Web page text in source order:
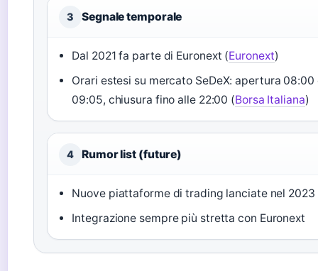
3 Segnale temporale
Dal 2021 fa parte di Euronext (Euronext)
Orari estesi su mercato SeDeX: apertura 08:00
09:05, chiusura fino alle 22:00 (Borsa Italiana)
4 Rumor list (future)
Nuove piattaforme di trading lanciate nel 2023
Integrazione sempre più stretta con Euronext